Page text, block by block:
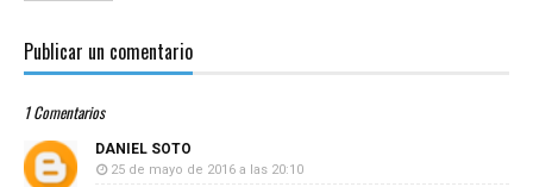
Publicar un comentario
1 Comentarios
DANIEL SOTO
25 de mayo de 2016 a las 20:10